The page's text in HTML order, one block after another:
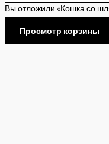
Вы отложили «Кошка со
Просмотр корзины